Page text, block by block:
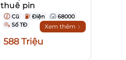
thuê pin
Cũ Điện
68000
Số TĐ
Xem thêm
588 Triệu